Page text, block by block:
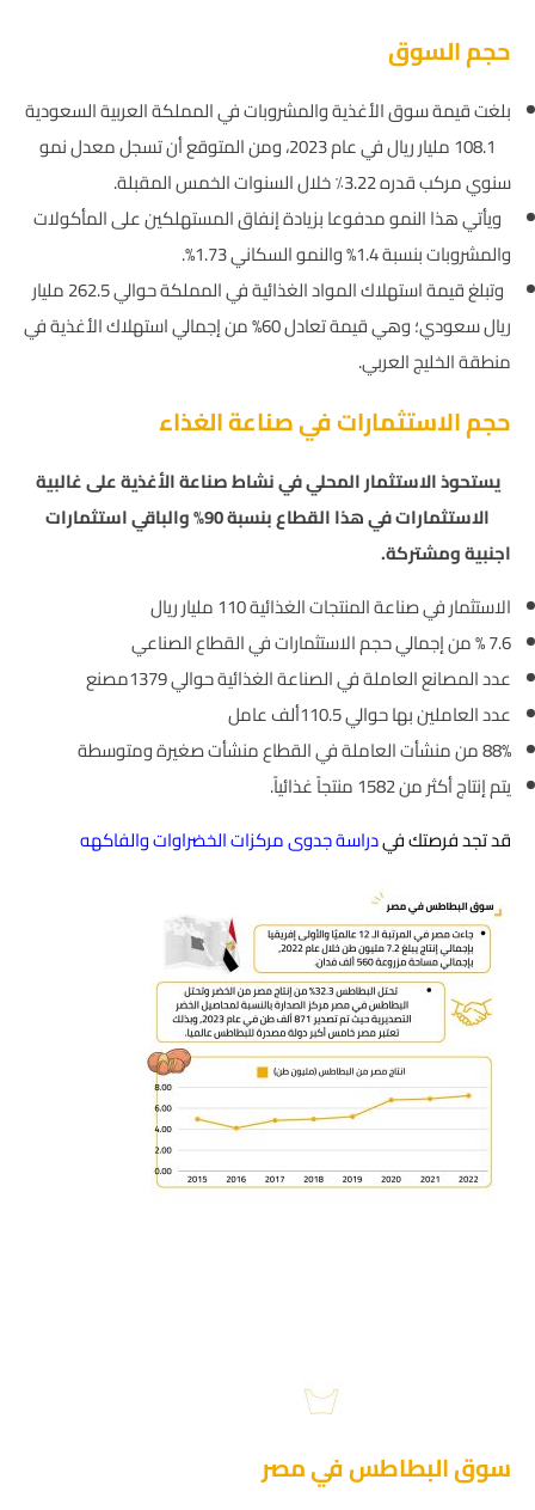
حجم السوق
بلغت قيمة سوق الأغذية والمشروبات في المملكة العربية السعودية
108.1 مليار ريال في عام 2023، ومن المتوقع أن تسجل معدل نمو
سنوي مركب قدره 3.22٪ خلال السنوات الخمس المقبلة.
ويأتي هذا النمو مدفوعا بزيادة إنفاق المستهلكين على المأكولات
والمشروبات بنسبة 1.4% والنمو السكاني 1.73%.
وتبلغ قيمة استهلاك المواد الغذائية في المملكة حوالي 262.5 مليار
ريال سعودي؛ وهي قيمة تعادل 60% من إجمالي استهلاك الأغذية في
منطقة الخليج العربي.
حجم الاستثمارات في صناعة الغذاء
يستحوذ الاستثمار المحلي في نشاط صناعة الأغذية على غالبية
الاستثمارات في هذا القطاع بنسبة 90% والباقي استثمارات
اجنبية ومشتركة.
الاستثمار في صناعة المنتجات الغذائية 110 مليار ريال
7.6 % من إجمالي حجم الاستثمارات في القطاع الصناعي
عدد المصانع العاملة في الصناعة الغذائية حوالي 1379مصنع
عدد العاملين بها حوالي 110.5ألف عامل
88% من منشأت العاملة في القطاع منشأت صغيرة ومتوسطة
يتم إنتاج أكثر من 1582 منتجاً غذائياً.
قد تجد فرصتك فيدراسة جدوى مركزات الخضراوات والفاكهه
سوق البطاطس في مصر